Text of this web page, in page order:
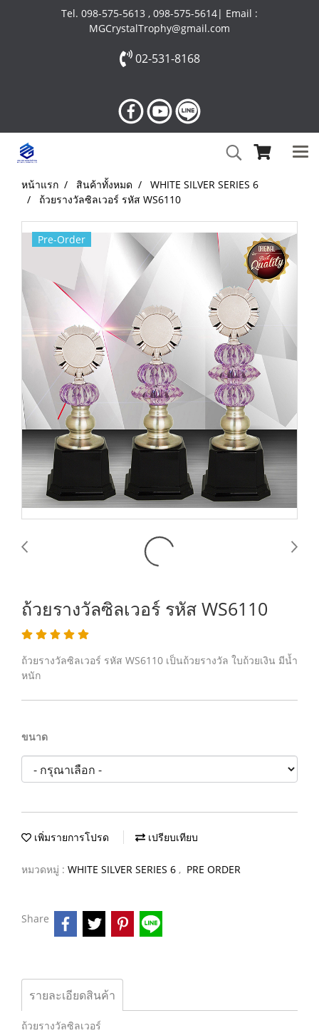
Tel. 098-575-5613 , 098-575-5614| Email :
MGCrystalTrophy@gmail.com
02-531-8168
หน้าแรก สินค้าทั้งหมด
WHITE SILVER SERIES 6
ถ้วยรางวัลซิลเวอร์ รหัส WS6110
Pre-Order
ถ้วยรางวัลซิลเวอร์ รหัส WS6110
ถ้วยรางวัลซิลเวอร์ รหัส WS6110 เป็นถ้วยรางวัล ใบถ้วยเงิน มีน้ำ
หนัก
ขนาด
เพิ่มรายการโปรด เปรียบเทียบ
หมวดหมู่ : WHITE SILVER SERIES 6 , PRE ORDER
Share
รายละเอียดสินค้า
ถ้วยรางวัลซิลเวอร์